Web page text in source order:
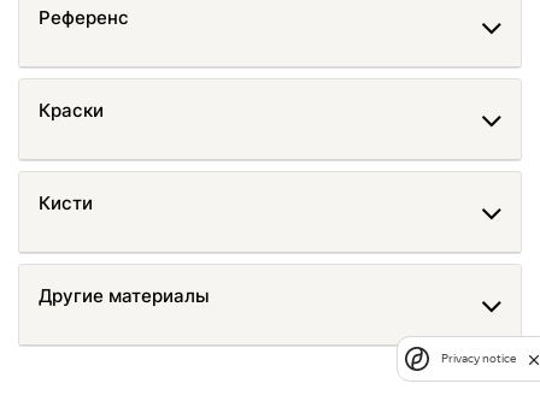
Референс
Краски
Кисти
Другие материалы
Privacy notice